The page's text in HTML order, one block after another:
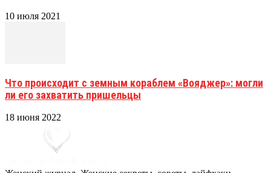
10 июля 2021
Что происходит с земным кораблем «Вояджер»: могли
ли его захватить пришельцы
18 июня 2022